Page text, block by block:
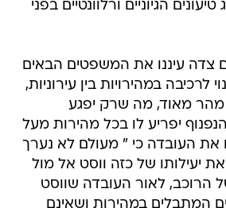
הגיוניים ורלוונטיים בפני
צדה עיננו את המשפטים הבאים
לרכיבה במהירויות בין עירוניות,
מהר מאוד, מה שרק יפגע
יפריע לו בכל מהירות מעל
או את העובדה כי " מעולם לא נערך
יעילותו של כזה ווסט אל מול
הרוכב, לאור העובדה שווסט
המתבלים במהירות ושאינם